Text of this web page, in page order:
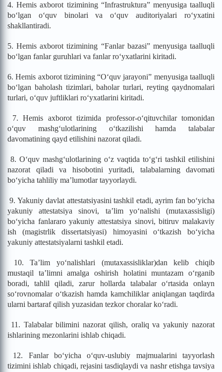
4. Hemis axborot tizimining “Infrastruktura” menyusiga taalluqli
bo‘lgan o‘quv binolari va o‘quv auditoriyalari ro‘yxatini
shakllantiradi.
5. Hemis axborot tizimining “Fanlar bazasi” menyusiga taalluqli
bo‘lgan fanlar guruhlari va fanlar ro‘yxatlarini kiritadi.
6. Hemis axborot tizimining “O‘quv jarayoni” menyusiga taalluqli
bo‘lgan baholash tizimlari, baholar turlari, reyting qaydnomalari
turlari, o‘quv juftliklari ro‘yxatlarini kiritadi.
7. Hemis axborot tizimida professor-o‘qituvchilar tomonidan
o‘quv mashg‘ulotlarining o‘tkazilishi hamda talabalar
davomatining qayd etilishini nazorat qiladi.
8. O‘quv mashg‘ulotlarining o‘z vaqtida to‘g‘ri tashkil etilishini
nazorat qiladi va hisobotini yuritadi, talabalarning davomati
bo‘yicha tahliliy ma’lumotlar tayyorlaydi.
9. Yakuniy davlat attestatsiyasini tashkil etadi, ayrim fan bo‘yicha
yakuniy attestatsiya sinovi, ta’lim yo‘nalishi (mutaxassisligi)
bo‘yicha fanlararo yakuniy attestatsiya sinovi, bitiruv malakaviy
ish (magistrlik dissertatsiyasi) himoyasini o‘tkazish bo‘yicha
yakuniy attestatsiyalarni tashkil etadi.
10. Ta’lim yo‘nalishlari (mutaxassisliklar)dan kelib chiqib
mustaqil ta’limni amalga oshirish holatini muntazam o‘rganib
boradi, tahlil qiladi, zarur hollarda talabalar o‘rtasida onlayn
so‘rovnomalar o‘tkazish hamda kamchiliklar aniqlangan taqdirda
ularni bartaraf qilish yuzasidan tezkor choralar ko‘radi.
11. Talabalar bilimini nazorat qilish, oraliq va yakuniy nazorat
ishlarining mezonlarini ishlab chiqadi.
12. Fanlar bo‘yicha o‘quv-uslubiy majmualarini tayyorlash
tizimini ishlab chiqadi, rejasini tasdiqlaydi va nashr etishga tavsiya